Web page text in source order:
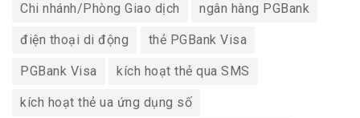
Chi nhánh/Phòng Giao dịch ngân hàng PGBank
điện thoại di động thẻ PGBank Visa
PGBank Visa kích hoạt thẻ qua SMS
kích hoạt thẻ ua ứng dụng số